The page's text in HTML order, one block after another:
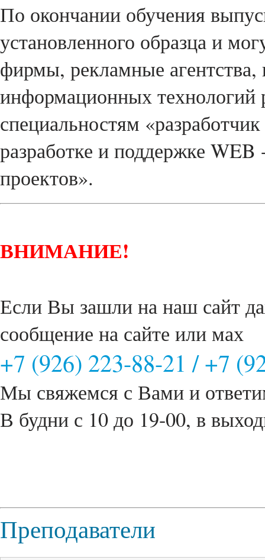
По окончании обучения
установленного образца и
фирмы, рекламные агентства,
информационных технологий
специальностям
разработке и поддержке WEB
проектов».
ВНИМАНИЕ!
Если Вы зашли на наш сайт
сообщение на сайте или мах
+7 (926) 223-88-21 /+7
Мы свяжемся с Вами и
В будни с 10 до 19-00, в
Преподаватели